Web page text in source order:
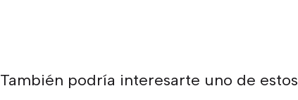
También podría interesarte uno de estos